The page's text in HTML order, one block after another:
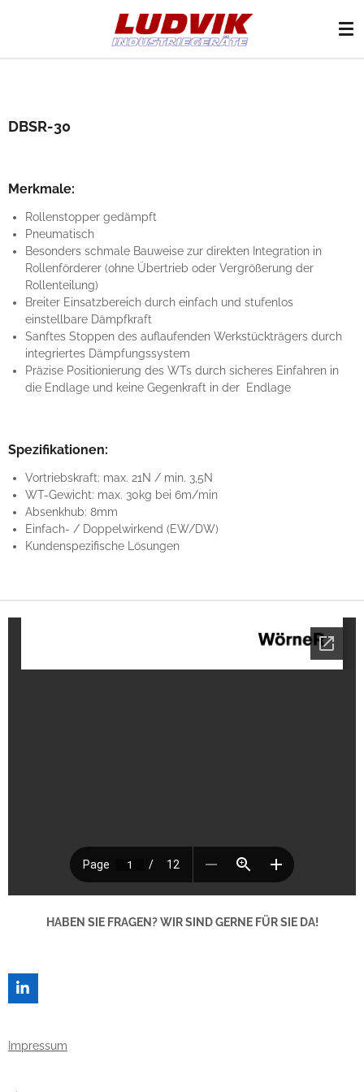
DBSR-30
Merkmale:
Rollenstopper gedämpft
Pneumatisch
Besonders schmale Bauweise zur direkten Integration in
Rollenförderer (ohne Übertrieb oder Vergrößerung der
Rollenteilung)
Breiter Einsatzbereich durch einfach und stufenlos
einstellbare Dämpfkraft
Sanftes Stoppen des auflaufenden Werkstückträgers durch
integriertes Dämpfungssystem
Präzise Positionierung des WTs durch sicheres Einfahren in
die Endlage und keine Gegenkraft in der Endlage
Spezifikationen:
Vortriebskraft: max. 21N / min. 3,5N
WT-Gewicht: max. 30kg bei 6m/min
Absenkhub: 8mm
Einfach- / Doppelwirkend (EW/DW)
Kundenspezifische Lösungen
HABEN SIE FRAGEN? WIR SIND GERNE FÜR SIE DA!
L
I
E
Impressum